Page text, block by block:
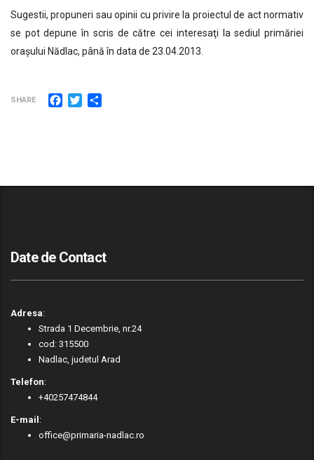
Sugestii, propuneri sau opinii cu privire la proiectul de act normativ
se pot depune în scris de către cei interesaţi la sediul primăriei
oraşului Nădlac, până în data de 23.04.2013.
SHARE Facebook
Twitter
Date de Contact
Adresa:
Strada 1 Decembrie, nr.24
cod: 315500
Nadlac, judetul Arad
Telefon:
+40257474844
E-mail:
office@primaria-nadlac.ro